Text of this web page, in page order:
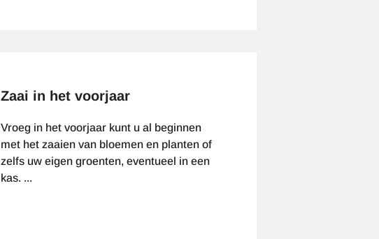
Zaai in het voorjaar
Vroeg in het voorjaar kunt u al beginnen
met het zaaien van bloemen en planten of
zelfs uw eigen groenten, eventueel in een
kas. ...